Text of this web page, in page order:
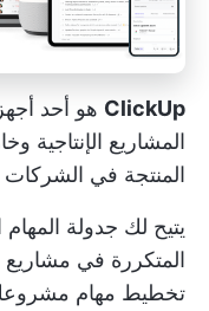
ClickUp هو أحد
المشاريع الإنتاجية
المنتجة في الشركات
يتيح لك جدولة
المتكررة في مشاريع
تخطيط مهام